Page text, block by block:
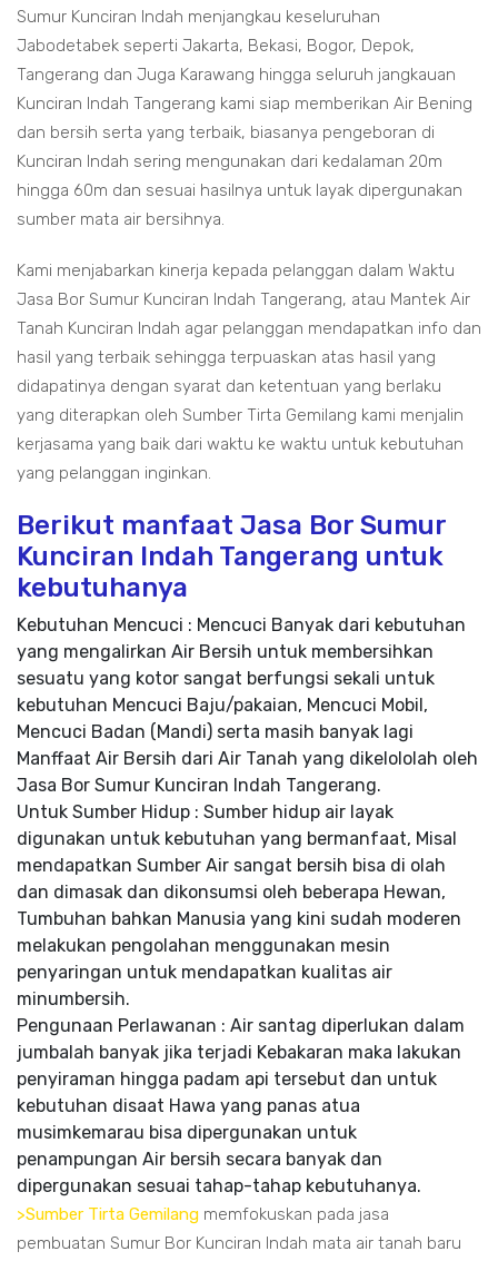
Sumur Kunciran Indah menjangkau keseluruhan
Jabodetabek seperti Jakarta, Bekasi, Bogor, Depok,
Tangerang dan Juga Karawang hingga seluruh jangkauan
Kunciran Indah Tangerang kami siap memberikan Air Bening
dan bersih serta yang terbaik, biasanya pengeboran di
Kunciran Indah sering mengunakan dari kedalaman 20m
hingga 60m dan sesuai hasilnya untuk layak dipergunakan
sumber mata air bersihnya.
Kami menjabarkan kinerja kepada pelanggan dalam Waktu
Jasa Bor Sumur Kunciran Indah Tangerang, atau Mantek Air
Tanah Kunciran Indah agar pelanggan mendapatkan info dan
hasil yang terbaik sehingga terpuaskan atas hasil yang
didapatinya dengan syarat dan ketentuan yang berlaku
yang diterapkan oleh Sumber Tirta Gemilang kami menjalin
kerjasama yang baik dari waktu ke waktu untuk kebutuhan
yang pelanggan inginkan.
Berikut manfaat Jasa Bor Sumur
Kunciran Indah Tangerang untuk
kebutuhanya
Kebutuhan Mencuci : Mencuci Banyak dari kebutuhan
yang mengalirkan Air Bersih untuk membersihkan
sesuatu yang kotor sangat berfungsi sekali untuk
kebutuhan Mencuci Baju/pakaian, Mencuci Mobil,
Mencuci Badan (Mandi) serta masih banyak lagi
Manffaat Air Bersih dari Air Tanah yang dikelololah oleh
Jasa Bor Sumur Kunciran Indah Tangerang.
Untuk Sumber Hidup : Sumber hidup air layak
digunakan untuk kebutuhan yang bermanfaat, Misal
mendapatkan Sumber Air sangat bersih bisa di olah
dan dimasak dan dikonsumsi oleh beberapa Hewan,
Tumbuhan bahkan Manusia yang kini sudah moderen
melakukan pengolahan menggunakan mesin
penyaringan untuk mendapatkan kualitas air
minumbersih.
Pengunaan Perlawanan : Air santag diperlukan dalam
jumbalah banyak jika terjadi Kebakaran maka lakukan
penyiraman hingga padam api tersebut dan untuk
kebutuhan disaat Hawa yang panas atua
musimkemarau bisa dipergunakan untuk
penampungan Air bersih secara banyak dan
dipergunakan sesuai tahap-tahap kebutuhanya.
>Sumber Tirta Gemilang memfokuskan pada jasa
pembuatan Sumur Bor Kunciran Indah mata air tanah baru